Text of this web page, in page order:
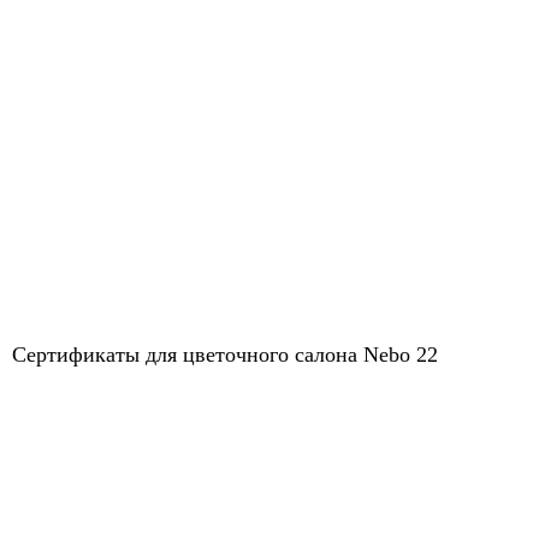
Сертификаты для цветочного салона Nebo 22